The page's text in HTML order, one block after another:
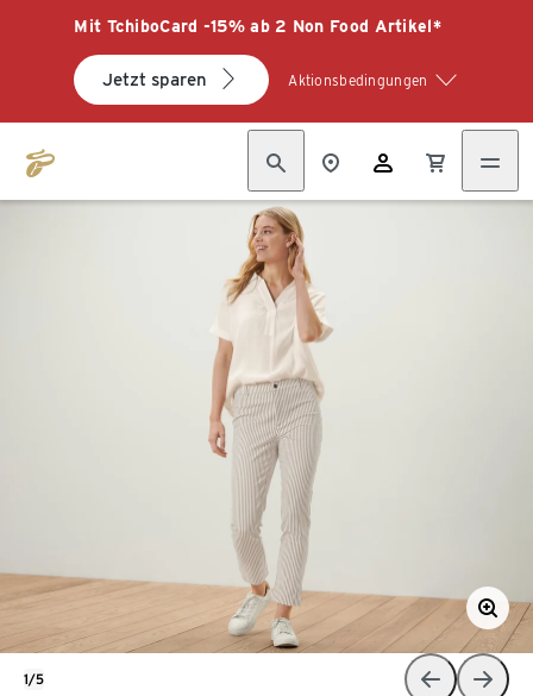
Mit TchiboCard -15% ab 2 Non Food Artikel*
Jetzt sparen Aktionsbedingungen
1/5